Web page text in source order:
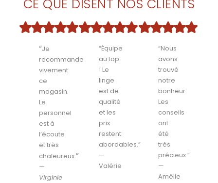
CE QUE DISENT NOS CLIENTS
“Je
recommande
vivement
ce
magasin.
Le
personnel
est à
l’écoute
et très
chaleureux.”
—
Virginie
“Équipe
au top
! Le
linge
est de
qualité
et les
prix
restent
abordables.”
—
Valérie
“Nous
avons
trouvé
notre
bonheur.
Les
conseils
ont
été
très
précieux.”
—
Amélie